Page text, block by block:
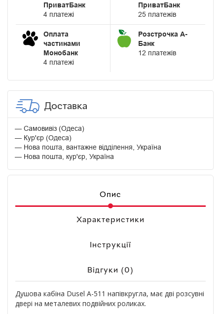
ПриватБанк
4 платежі
ПриватБанк
25 платежів
Оплата
частинами
Монобанк
4 платежі
Розстрочка А-
Банк
12 платежів
Доставка
Самовивіз (Одеса)
Кур'єр (Одеса)
Нова пошта, вантажне відділення, Україна
Нова пошта, кур'єр, Україна
Опис
Характеристики
Інструкції
Відгуки (0)
Душова кабіна Dusel А-511 напівкругла, має дві розсувні
двері на металевих подвійних роликах.